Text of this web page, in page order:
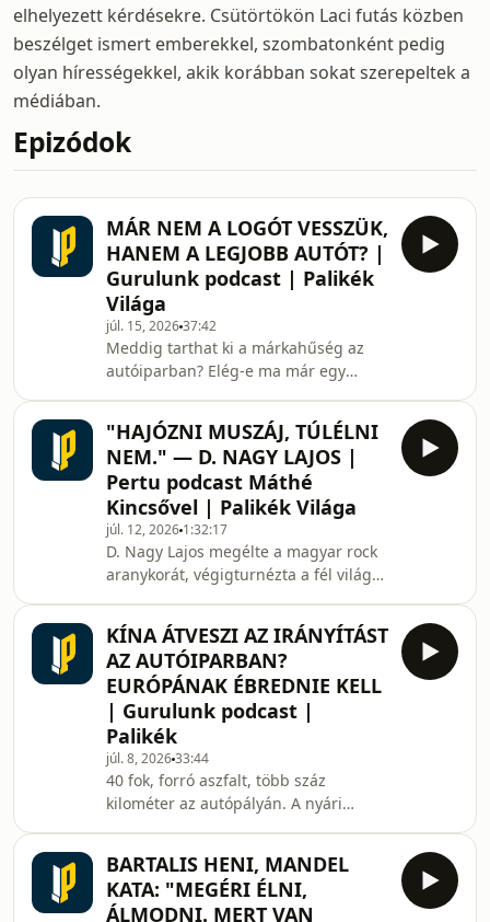
elhelyezett kérdésekre. Csütörtökön Laci futás közben
beszélget ismert emberekkel, szombatonként pedig
olyan hírességekkel, akik korábban sokat szerepeltek a
médiában.
Epizódok
MÁR NEM A LOGÓT VESSZÜK,
HANEM A LEGJOBB AUTÓT? |
Gurulunk podcast | Palikék
Világa
júl. 15, 202637:42
Meddig tarthat ki a márkahűség az
autóiparban? Elég-e ma már egy
egyre inkább azt nézik, hogy mit
kapnak a pénzükért?A Gurulunk
legújabb epizódjában ott folytatjuk,
ahol legutóbb abbahagytuk: vajon
valóban veszélyben vannak az európai
autógyártók a kínai márkák térnyerése
miatt?Arról beszélgetünk, hogy a kínai
gyártók elképesztő tempóban bővítik
modellkínálatukat, m
"HAJÓZNI MUSZÁJ, TÚLÉLNI
NEM." — D. NAGY LAJOS |
Pertu podcast Máthé
Kincsővel | Palikék Világa
júl. 12, 2026 1:32:17
D. Nagy Lajos megélte a magyar rock
aranykorát, végigturnézta a fél világot
Bikinivel konkrétan történelmet írtak.
Életútja azonban messze túlmutat a
telt házas koncerteken, hiszen egykori
zongorázó, furulyázó és szárnykürtös
legényből cseperedett a magyar
könnyűzene ikonikus hangjává.
Ugyanakkor Lajos most is optimistán
tekint a jövő felé: könyvet szeretne írn
KÍNA ÁTVESZI AZ IRÁNYÍTÁST
AZ AUTÓIPARBAN?
EURÓPÁNAK ÉBREDNIE KELL
| Gurulunk podcast |
Palikék
júl. 8, 202633:44
40 fok, forró aszfalt, több száz
kilométer az autópályán. A nyári
próbára teszi.A Gurulunk legújabb
részében megnézzük, hogyan élik túl
BARTALIS HENI, MANDEL
KATA: "MEGÉRI ÉLNI,
ÁLMODNI. MERT VAN